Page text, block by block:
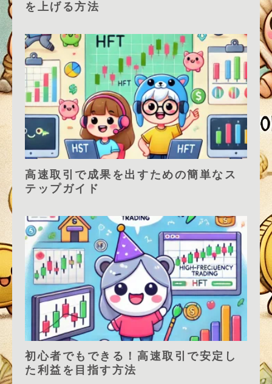
を上げる方法
高速取引で成果を出すための簡単なス
テップガイド
初心者でもできる！高速取引で安定し
た利益を目指す方法